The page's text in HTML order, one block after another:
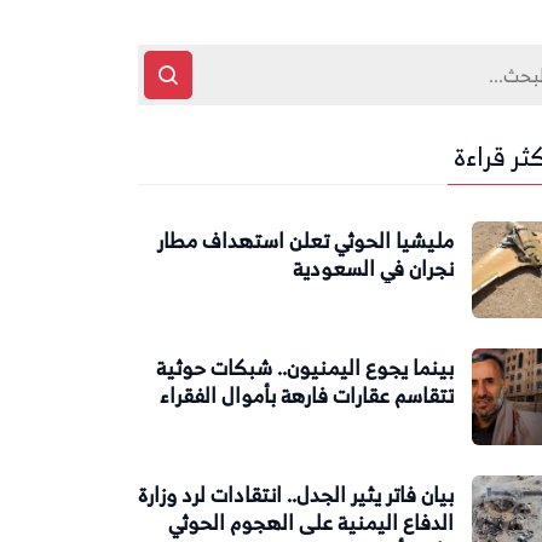
قراءة
مليشيا الحوثي تعلن استهداف مطار
نجران في السعودية
بينما يجوع اليمنيون.. شبكات حوثية
تتقاسم عقارات فارهة بأموال الفقراء
بيان فاتر يثير الجدل.. انتقادات لرد وزارة
الدفاع اليمنية على الهجوم الحوثي